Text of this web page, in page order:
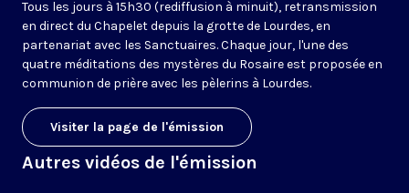
Tous les jours à 15h30 (rediffusion à minuit), retransmission
en direct du Chapelet depuis la grotte de Lourdes, en
partenariat avec les Sanctuaires. Chaque jour, l'une des
quatre méditations des mystères du Rosaire est proposée en
communion de prière avec les pèlerins à Lourdes.
Visiter la page de l'émission
Autres vidéos de l'émission